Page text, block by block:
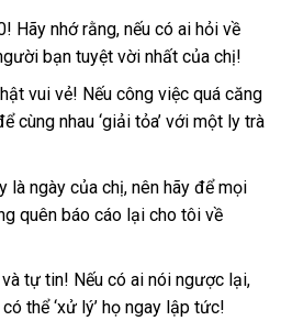
Hãy nhớ rằng, nếu có ai hỏi về
bạn tuyệt vời nhất của chị!
vui vẻ! Nếu công việc quá căng
cùng nhau ‘giải tỏa’ với một ly trà
là ngày của chị, nên hãy để mọi
quên báo cáo lại cho tôi về
tự tin! Nếu có ai nói ngược lại,
thể ‘xử lý’ họ ngay lập tức!